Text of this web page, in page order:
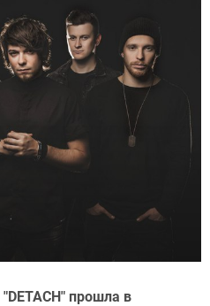
прошла в